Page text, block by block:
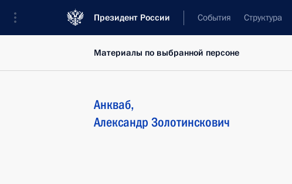
Президент России События Структура
Материалы по выбранной персоне
Анкваб,
Александр Золотинскович